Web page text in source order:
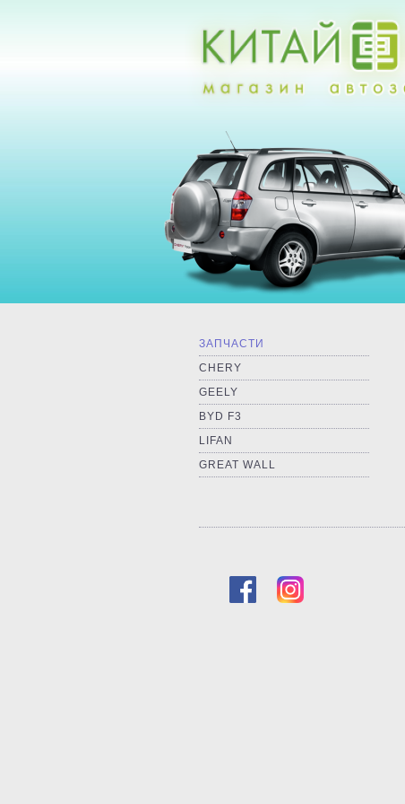
ЗАПЧАСТИ
CHERY
GEELY
BYD F3
LIFAN
GREAT WALL